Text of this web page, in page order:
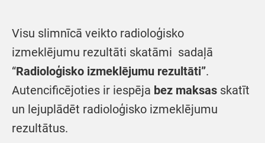
Visu slimnīcā veikto radioloģisko
izmeklējumu rezultāti skatāmi sadaļā
“Radioloģisko izmeklējumu rezultāti”.
Autencificējoties ir iespēja bez maksas skatīt
un lejuplādēt radioloģisko izmeklējumu
rezultātus.